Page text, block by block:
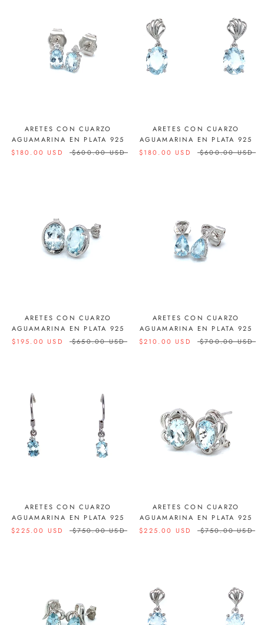
ARETES CON CUARZO
AGUAMARINA EN PLATA 925
$180.00 USD
$600.00 USD
ARETES CON CUARZO
AGUAMARINA EN PLATA 925
$180.00 USD
$600.00 USD
ARETES CON CUARZO
AGUAMARINA EN PLATA 925
$195.00 USD
$650.00 USD
ARETES CON CUARZO
AGUAMARINA EN PLATA 925
$210.00 USD
$700.00 USD
ARETES CON CUARZO
AGUAMARINA EN PLATA 925
$225.00 USD
$750.00 USD
ARETES CON CUARZO
AGUAMARINA EN PLATA 925
$225.00 USD
$750.00 USD